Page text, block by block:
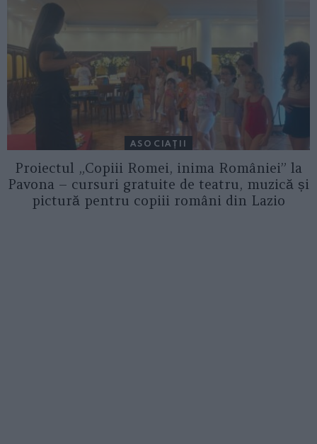
ASOCIAŢII
Proiectul „Copiii Romei, inima României” la
Pavona – cursuri gratuite de teatru, muzică și
pictură pentru copiii români din Lazio